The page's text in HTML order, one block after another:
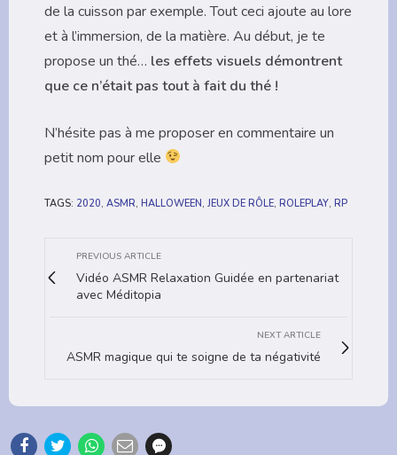
de la cuisson par exemple. Tout ceci ajoute au lore
et à l’immersion, de la matière. Au début, je te
propose un thé… les effets visuels démontrent
que ce n’était pas tout à fait du thé !
N’hésite pas à me proposer en commentaire un
petit nom pour elle
TAGS: 2020, ASMR, HALLOWEEN, JEUX DE RÔLE, ROLEPLAY, RP
PREVIOUS ARTICLE
Vidéo ASMR Relaxation Guidée en partenariat
avec Méditopia
NEXT ARTICLE
ASMR magique qui te soigne de ta négativité